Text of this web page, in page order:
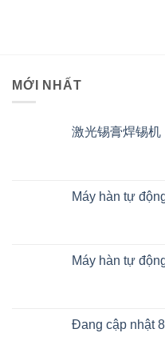
MỚI NHẤT
激光锡膏焊锡机
Máy hàn tự
Máy hàn tự
Đang cập nhật 8